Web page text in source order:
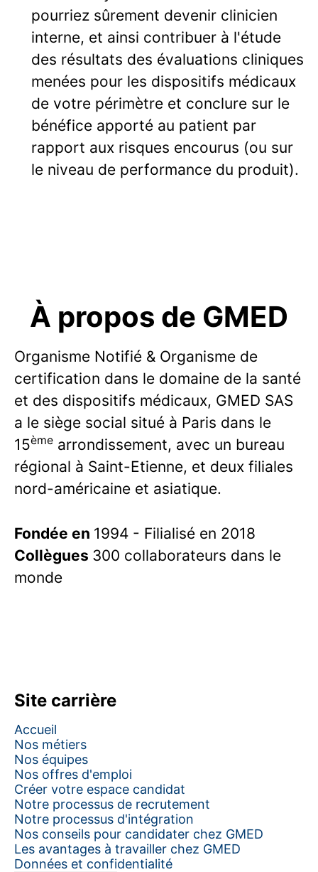
pourriez sûrement devenir clinicien
interne, et ainsi contribuer à l'étude
des résultats des évaluations cliniques
menées pour les dispositifs médicaux
de votre périmètre et conclure sur le
bénéfice apporté au patient par
rapport aux risques encourus (ou sur
le niveau de performance du produit).
À propos de GMED
Organisme Notifié & Organisme de
certification dans le domaine de la santé
et des dispositifs médicaux, GMED SAS
a le siège social situé à Paris dans le
15ème arrondissement, avec un bureau
régional à Saint-Etienne, et deux filiales
nord-américaine et asiatique.
Fondée en 1994 - Filialisé en 2018
Collègues 300 collaborateurs dans le
monde
Site carrière
Accueil
Nos métiers
Nos équipes
Nos offres d'emploi
Créer votre espace candidat
Notre processus de recrutement
Notre processus d'intégration
Nos conseils pour candidater chez GMED
Les avantages à travailler chez GMED
Données et confidentialité